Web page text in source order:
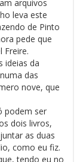
arquivos
leva este
de Pinto
pede que
Freire.
ideias da
das
nove, que
podem ser
dois livros,
as duas
como eu fiz.
tendo eu no